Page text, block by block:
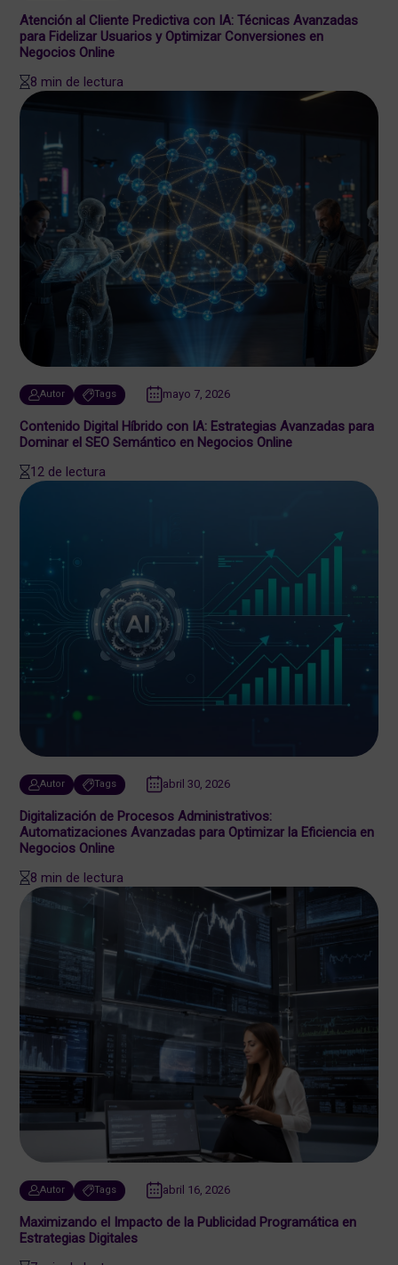
Atención al Cliente Predictiva con IA: Técnicas Avanzadas
para Fidelizar Usuarios y Optimizar Conversiones en
Negocios Online
8 min de lectura
Autor Tags mayo 7, 2026
Contenido Digital Híbrido con IA: Estrategias Avanzadas para
Dominar el SEO Semántico en Negocios Online
12 de lectura
Autor Tags abril 30, 2026
Digitalización de Procesos Administrativos:
Automatizaciones Avanzadas para Optimizar la Eficiencia en
Negocios Online
8 min de lectura
Autor Tags abril 16, 2026
Maximizando el Impacto de la Publicidad Programática en
Estrategias Digitales